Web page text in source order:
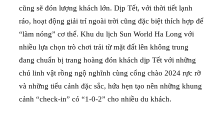
cũng sẽ đón lượng khách lớn. Dịp Tết, với thời tiết lạnh
ráo, hoạt động giải trí ngoài trời cũng đặc biệt thích hợp để
“làm nóng” cơ thể. Khu du lịch Sun World Ha Long với
nhiều lựa chọn trò chơi trải từ mặt đất lên không trung
đang chuẩn bị trang hoàng đón khách dịp Tết với những
chú linh vật rồng ngộ nghĩnh cùng cổng chào 2024 rực rỡ
và những tiểu cảnh đặc sắc, hứa hẹn tạo nên những khung
cảnh “check-in” có “1-0-2” cho nhiều du khách.